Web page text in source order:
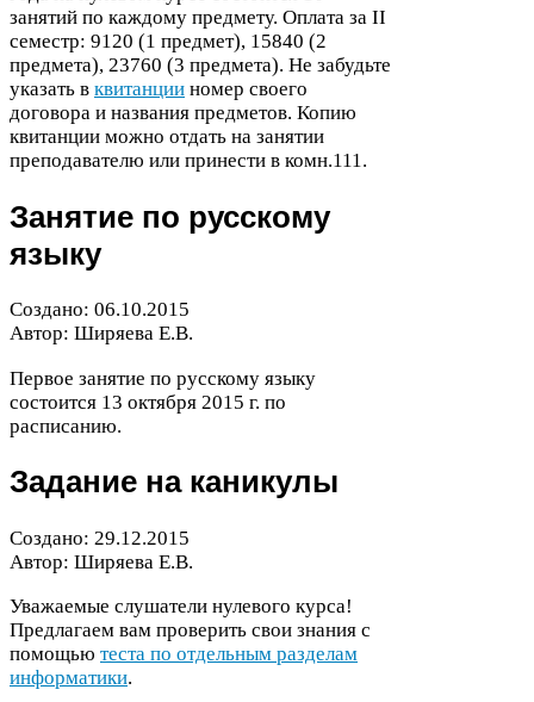
занятий по каждому предмету. Оплата за II
семестр: 9120 (1 предмет), 15840 (2
предмета), 23760 (3 предмета). Не забудьте
указать в квитанции номер своего
договора и названия предметов. Копию
квитанции можно отдать на занятии
преподавателю или принести в комн.111.
Занятие по русскому
языку
Создано: 06.10.2015
Автор: Ширяева Е.В.
Первое занятие по русскому языку
состоится 13 октября 2015 г. по
расписанию.
Задание на каникулы
Создано: 29.12.2015
Автор: Ширяева Е.В.
Уважаемые слушатели нулевого курса!
Предлагаем вам проверить свои знания с
помощью теста по отдельным разделам
информатики.